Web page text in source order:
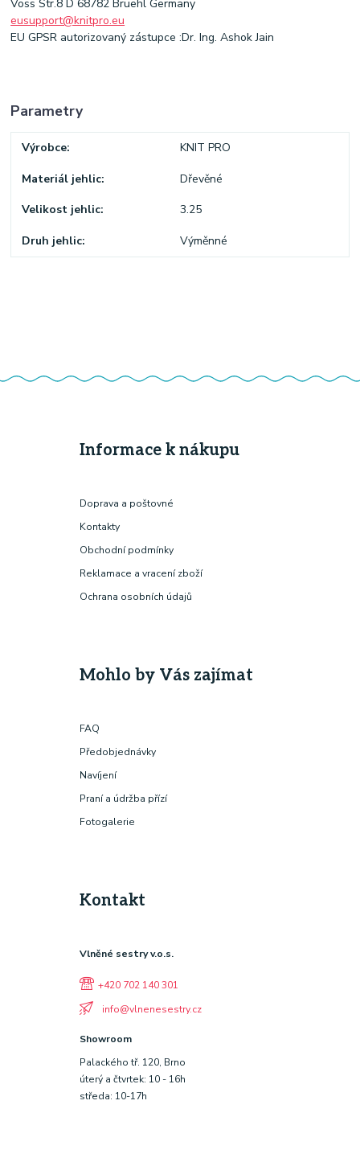
Voss Str.8 D 68782 Brüehl Germany
eusupport@knitpro.eu
EU GPSR autorizovaný zástupce :Dr. Ing. Ashok Jain
Parametry
Výrobce KNIT PRO
Materiál jehlic Dřevěné
Velikost jehlic 3.25
Druh jehlic Výměnné
Informace k nákupu
Doprava a poštovné
Kontakty
Obchodní podmínky
Reklamace a vracení zboží
Ochrana osobních údajů
Mohlo by Vás zajímat
FAQ
Předobjednávky
Navíjení
Praní a údržba přízí
Fotogalerie
Kontakt
Vlněné sestry v.o.s.
+420 702 140 301
info@vlnenesestry.cz
Showroom
Palackého tř. 120, Brno
úterý a čtvrtek: 10 - 16h
středa: 10-17h